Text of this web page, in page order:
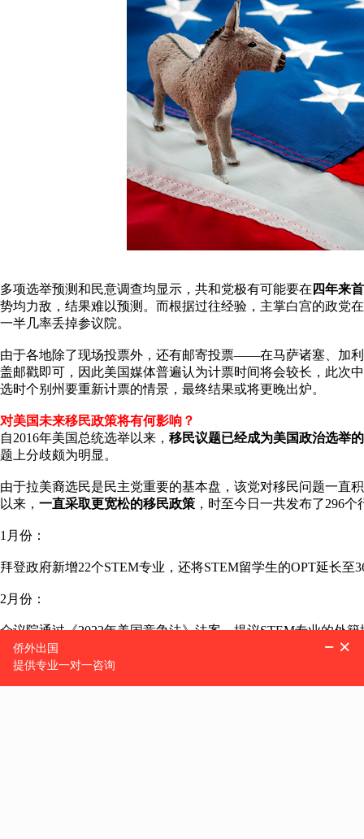
多项选举预测和民意调查均显示，共和党极有可能要在 四年来
势均力敌，结果难以预测。而根据过往经验，主掌白宫的政党
一半几率丢掉参议院。
由于各地除了现场投票外，还有邮寄投票——在马萨诸塞、加
盖邮戳即可，因此美国媒体普遍认为计票时间将会较长，此次
选时个别州要重新计票的情景，最终结果或将更晚出炉。
对美国未来移民政策将有何影响？
自2016年美国总统选举以来， 移民议题已经成为美国政治选举
题上分歧颇为明显。
由于拉美裔选民是民主党重要的基本盘，该党对移民问题一直
以来， 一直采取更宽松的移民政策 ，时至今日一共发布了296
1月份：
拜登政府新增22个STEM专业，还将STEM留学生的OPT延长
2月份：
众议院通过《2022年美国竞争法》法案，提议STEM专业的外
快速获得美国绿卡。